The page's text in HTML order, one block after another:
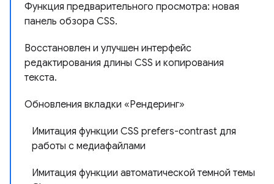
Функция предварительного просмотра: новая
панель обзора CSS.
Восстановлен и улучшен интерфейс
редактирования длины CSS и копирования
текста.
Обновления вкладки «Рендеринг»
Имитация функции CSS prefers-contrast для
работы с медиафайлами
Имитация функции автоматической темной темы